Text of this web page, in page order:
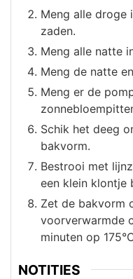
Meng alle droge
zaden.
Meng alle natte
Meng de natte
Meng er de
Schik het deeg
bakvorm.
Bestrooi met
een klein klontje
Zet de bakvorm
voorverwarmde
minuten op
NOTITIES